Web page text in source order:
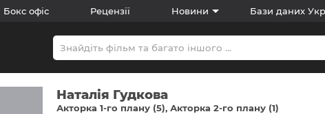
Бокс офіс Рецензії Новини Бази даних
Наталія Гудкова
Акторка 1-го плану (5) Акторка 2-го плану (1)